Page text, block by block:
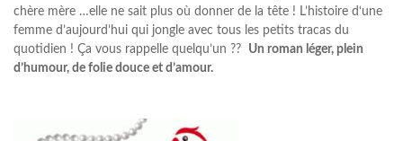
chère mère …elle ne sait plus où donner de la tête ! L’histoire d‘une
femme d’aujourd’hui qui jongle avec tous les petits tracas du
quotidien ! Ça vous rappelle quelqu’un ?? Un roman léger, plein
d’humour, de folie douce et d’amour.